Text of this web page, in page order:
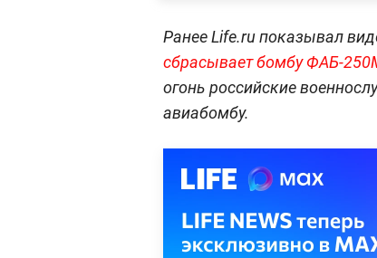
Ранее Life.ru показывал
сбрасывает бомбу ФАБ-
огонь российские
авиабомбу.